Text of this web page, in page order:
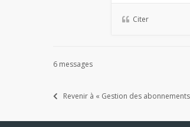
Citer
6 messages
Revenir à « Gestion des